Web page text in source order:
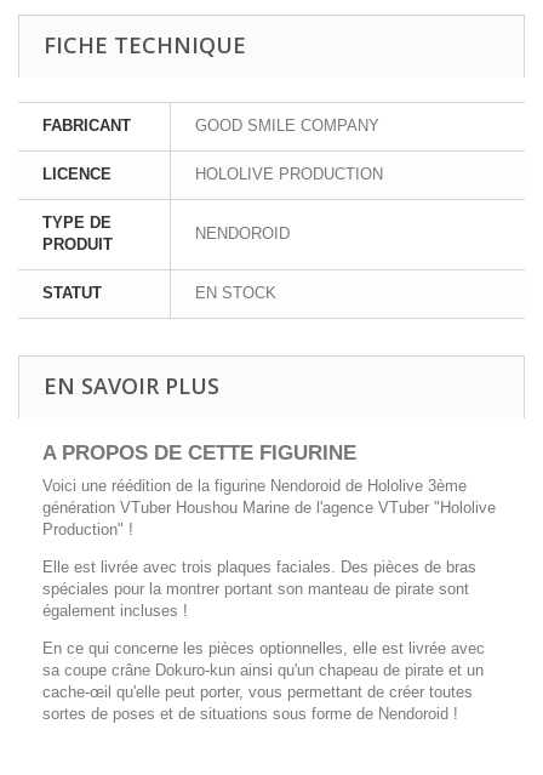
FICHE TECHNIQUE
FABRICANT GOOD SMILE COMPANY
LICENCE HOLOLIVE PRODUCTION
TYPE DE
PRODUIT
NENDOROID
STATUT EN STOCK
EN SAVOIR PLUS
A PROPOS DE CETTE FIGURINE
Voici une réédition de la figurine Nendoroid de Hololive 3ème
génération VTuber Houshou Marine de l'agence VTuber "Hololive
Production" !
Elle est livrée avec trois plaques faciales. Des pièces de bras
spéciales pour la montrer portant son manteau de pirate sont
également incluses !
En ce qui concerne les pièces optionnelles, elle est livrée avec
sa coupe crâne Dokuro-kun ainsi qu'un chapeau de pirate et un
cache-œil qu'elle peut porter, vous permettant de créer toutes
sortes de poses et de situations sous forme de Nendoroid !